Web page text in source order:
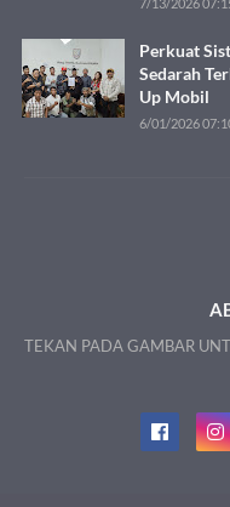
Perkuat
Sedarah
Up Mobil
6/01/2026
TEKAN PADA GAMBAR